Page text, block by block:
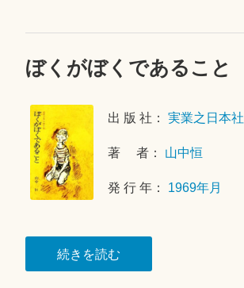
こ
る”
ぼくがぼくであること
出 版 社：実業之日本社
著 者： 山中恒
発 行 年： 1969年月
続きを読む“ぼ
く